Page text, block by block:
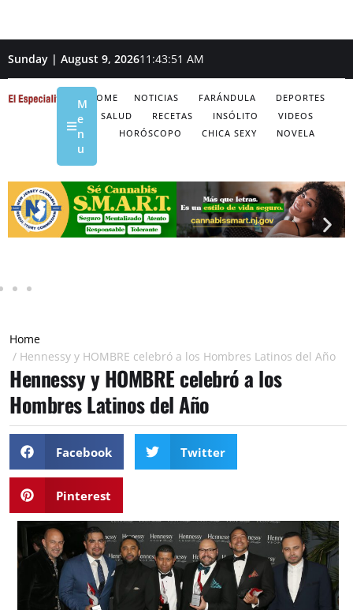
Sunday | August 9, 202611:43:52 AM
HOME NOTICIAS FARÁNDULA
DEPORTES
SALUD
RECETAS INSÓLITO
VIDEOS
HORÓSCOPO
CHICA SEXY NOVELA
M
e
n
u
Home
/ Hennessy y HOMBRE celebró a los Hombres Latinos del Año
Hennessy y HOMBRE celebró a los
Hombres Latinos del Año
Facebook Twitter
Pinterest